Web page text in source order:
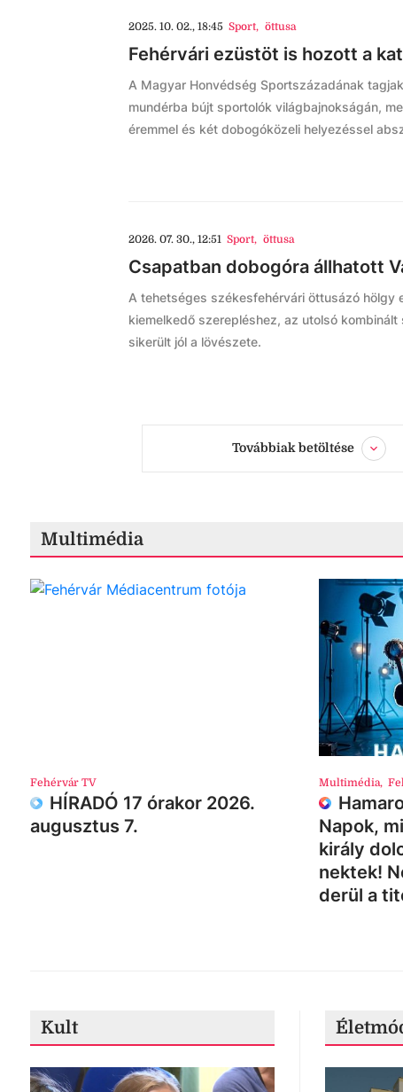
2025. 10. 02., 18:45 Sport, öttusa
Fehérvári ezüstöt is hozott a
A Magyar Honvédség Sportszázadának
mundérba bújt sportolók világbajnokságán,
éremmel és két dobogóközeli helyezéssel
2026. 07. 30., 12:51 Sport, öttusa
Csapatban dobogóra állhatott
A tehetséges székesfehérvári öttusázó hölgy
kiemelkedő szerepléshez, az utolsó
sikerült jól a lövészete.
Továbbiak betöltése
Multimédia
Fehérvár TV
HÍRADÓ 17 órakor 2026.
augusztus 7.
Multimédia,
Napok,
király
nektek!
derül a
Kult